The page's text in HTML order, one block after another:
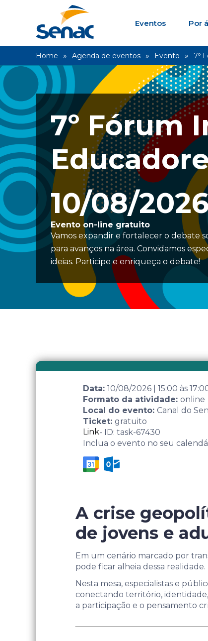
Eventos Por
Home Agenda de eventos Evento 7º
7º Fórum
10/08/2026
Evento on-line gratuito
Vamos expandir e fortalecer o debate
para avanços na área. Convidamos
ideias. Participe e enriqueça o debate!
Data: 10/08/2026 15:00 às
Formato da atividade: online
Local do evento: Canal do
Ticket: gratuito
Link- ID: task-67430
Inclua o evento no seu
A crise
de jovens e
Em um cenário marcado por
pode ficar alheia dessa
Nesta mesa, especialistas e
conectando território,
a participação e o pensamento